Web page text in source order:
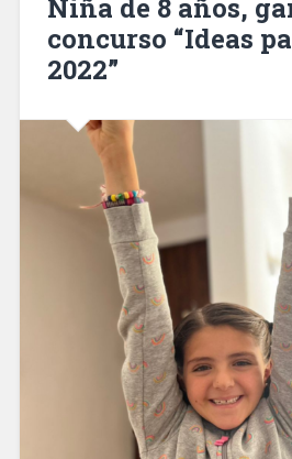
Niña de 8 años,
concurso “Ideas
2022”